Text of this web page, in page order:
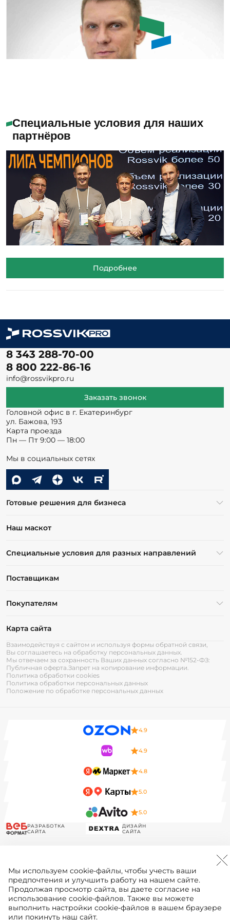
Помогу с выбором
Специальные условия для наших
партнёров
Подробнее
8 343 288-70-00
8 800 222-86-16
info@rossvikpro.ru
Заказать звонок
Головной офис в г. Екатеринбург
ул. Бажова, 193
Карта проезда
Пн — Пт 9:00 — 18:00
Мы в социальных сетях
Готовые решения для бизнеса
Наш маскот
Специальные условия для разных направлений
Поставщикам
Покупателям
Карта сайта
Взаимодействуя с сайтом и используя формы обратной связи,
Вы соглашаетесь на обработку персональных данных.
Мы отвечаем за сохранность Ваших данных согласно №152-ФЗ:
Публичная оферта.Запрет на копирование информации.
Политика обработки cookies
Политика обработки персональных данных
Положение по обработке персональных данных
4.9
4.9
4.8
5.0
5.0
РАЗРАБОТКА
САЙТА
ДИЗАЙН
САЙТА
Мы используем cookie-файлы, чтобы учесть ваши
предпочтения и улучшить работу на нашем сайте.
Продолжая просмотр сайта, вы даете согласие на
использование cookie-файлов. Также вы можете
выполнить настройки cookie-файлов в вашем браузере
или покинуть наш сайт.